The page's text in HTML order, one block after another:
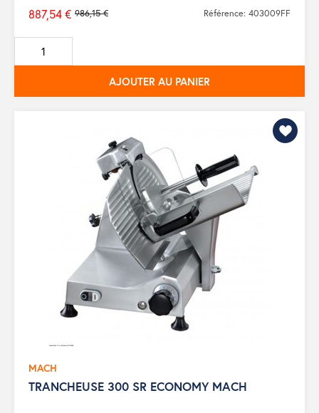
Prix
de
base
986,15 €
887,54 € Référence: 403009FF
AJOUTER AU PANIER
MACH
TRANCHEUSE 300 SR ECONOMY MACH